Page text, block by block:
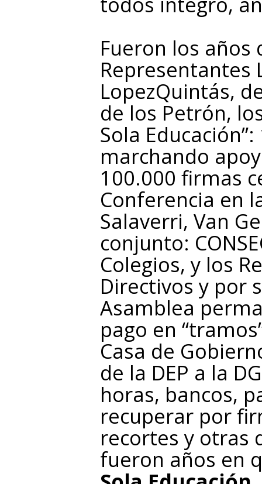
Fueron los años
Representantes
LopezQuintás,
de los Petrón,
Sola
marchando
100.000 firmas
Conferencia en
Salaverri, Van
conjunto:
Colegios, y los
Directivos y por
Asamblea
pago en
Casa de
de la DEP a la
horas, bancos,
recuperar por
recortes y otras
fueron años en